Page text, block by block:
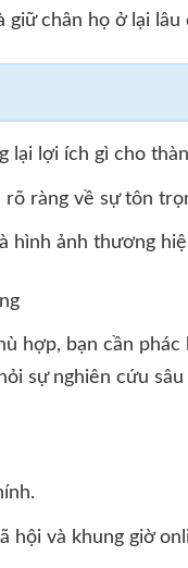
chân họ ở lại lâu
lại lợi ích gì cho
ràng về sự tôn
hình ảnh thương
hợp, bạn cần
sự nghiên cứu
hội và khung giờ